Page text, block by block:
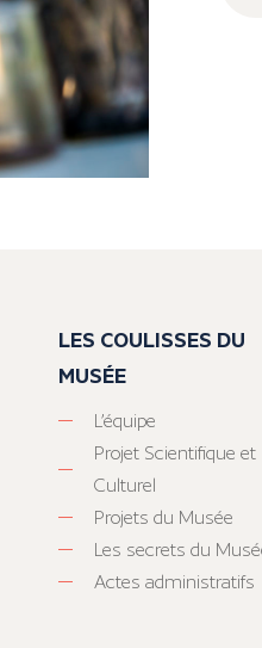
LES COULISSES DU
MUSÉE
L’équipe
Projet Scientifique et
Culturel
Projets du Musée
Les secrets du
Actes administratifs